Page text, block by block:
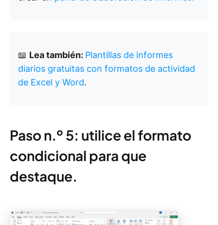
📖 Lea también: Plantillas de informes
diarios gratuitas con formatos de actividad
de Excel y Word.
Paso n.º 5: utilice el formato
condicional para que
destaque.